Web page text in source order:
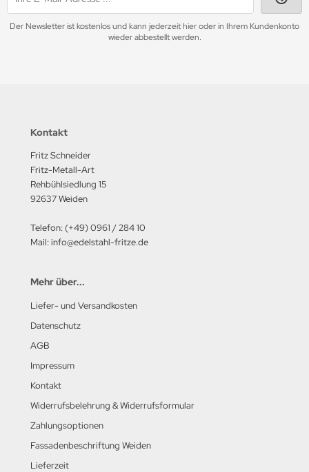
Der Newsletter ist kostenlos und kann jederzeit hier oder in Ihrem Kundenkonto
wieder abbestellt werden.
Kontakt
Fritz Schneider
Fritz-Metall-Art
Rehbühlsiedlung 15
92637 Weiden
Telefon: (+49) 0961 / 284 10
Mail: info@edelstahl-fritze.de
Mehr über...
Liefer- und Versandkosten
Datenschutz
AGB
Impressum
Kontakt
Widerrufsbelehrung & Widerrufsformular
Zahlungsoptionen
Fassadenbeschriftung Weiden
Lieferzeit